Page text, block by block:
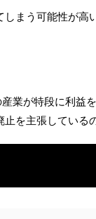
まう可能性が高
業が特段に利益
を主張している